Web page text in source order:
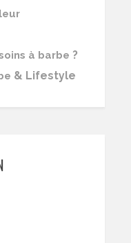
à barbe ?
& Lifestyle